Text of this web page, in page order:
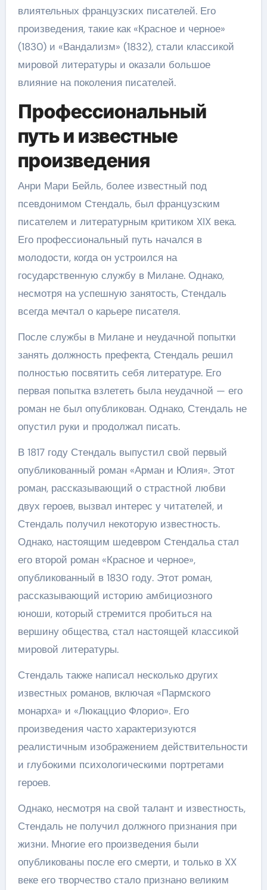
влиятельных французских писателей. Его
произведения, такие как «Красное и черное»
(1830) и «Вандализм» (1832), стали классикой
мировой литературы и оказали большое
влияние на поколения писателей.
Профессиональный
путь и известные
произведения
Анри Мари Бейль, более известный под
псевдонимом Стендаль, был французским
писателем и литературным критиком XIX века.
Его профессиональный путь начался в
молодости, когда он устроился на
государственную службу в Милане. Однако,
несмотря на успешную занятость, Стендаль
всегда мечтал о карьере писателя.
После службы в Милане и неудачной попытки
занять должность префекта, Стендаль решил
полностью посвятить себя литературе. Его
первая попытка взлететь была неудачной — его
роман не был опубликован. Однако, Стендаль не
опустил руки и продолжал писать.
В 1817 году Стендаль выпустил свой первый
опубликованный роман «Арман и Юлия». Этот
роман, рассказывающий о страстной любви
двух героев, вызвал интерес у читателей, и
Стендаль получил некоторую известность.
Однако, настоящим шедевром Стендальа стал
его второй роман «Красное и черное»,
опубликованный в 1830 году. Этот роман,
рассказывающий историю амбициозного
юноши, который стремится пробиться на
вершину общества, стал настоящей классикой
мировой литературы.
Стендаль также написал несколько других
известных романов, включая «Пармского
монарха» и «Люкаццио Флорио». Его
произведения часто характеризуются
реалистичным изображением действительности
и глубокими психологическими портретами
героев.
Однако, несмотря на свой талант и известность,
Стендаль не получил должного признания при
жизни. Многие его произведения были
опубликованы после его смерти, и только в XX
веке его творчество стало признано великим